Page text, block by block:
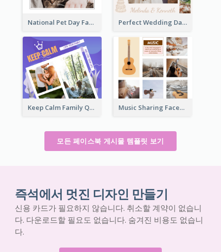
National Pet Day Facebook Post Perfect Wedding Day Facebook Post
Keep Calm Family Quote Facebook Post Music Sharing Facebook Post
모든 페이스북 게시물 템플릿 보기
즉석에서 멋진 디자인 만들기
신용 카드가 필요하지 않습니다. 취소할 계약이 없습니
다. 다운로드할 필요도 없습니다. 숨겨진 비용도 없습니
다.